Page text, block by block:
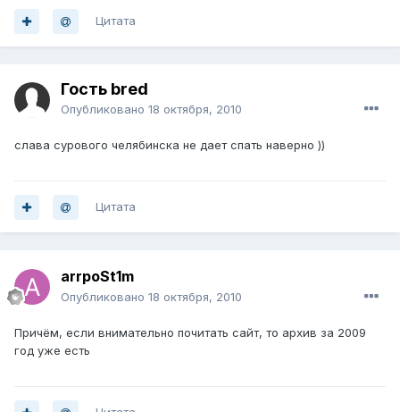
Цитата
Гость bred
Опубликовано 18 октября, 2010
слава сурового челябинска не дает спать наверно ))
Цитата
arrpoSt1m
Опубликовано 18 октября, 2010
Причём, если внимательно почитать сайт, то архив за 2009
год уже есть